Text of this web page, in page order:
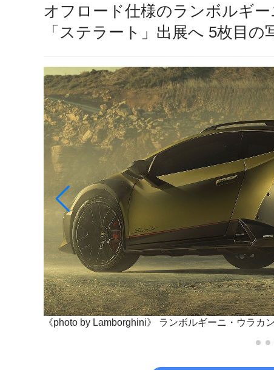
オフロード仕様のランボルギ
「ステラート」出展へ 5枚目の
《photo by Lamborghini》 ランボルギーニ・ウラカ